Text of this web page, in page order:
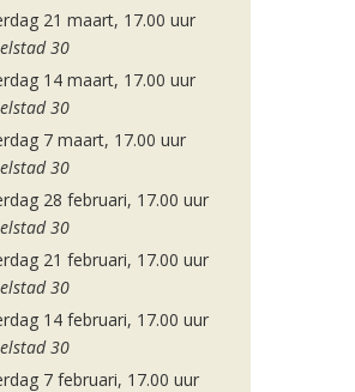
21 maart, 17.00 uur
30
14 maart, 17.00 uur
30
7 maart, 17.00 uur
30
28 februari, 17.00 uur
30
21 februari, 17.00 uur
30
14 februari, 17.00 uur
30
7 februari, 17.00 uur